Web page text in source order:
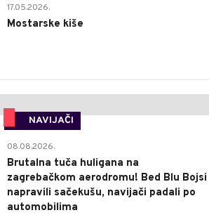
17.05.2026.
Mostarske kiše
NAVIJAČI
08.08.2026.
Brutalna tuča huligana na
zagrebačkom aerodromu! Bed Blu Bojsi
napravili sačekušu, navijači padali po
automobilima